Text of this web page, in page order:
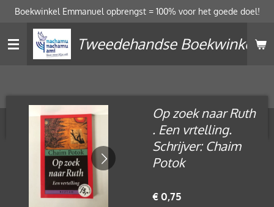
Ga
naar
hoofdinhoud
Tweedehandse Boekwinkel
Boekwinkel Emmanuel opbrengst = 100% voor het goede doel!
Op zoek naar Ruth
. Een vrtelling.
Schrijver: Chaim
Potok
€ 0,75